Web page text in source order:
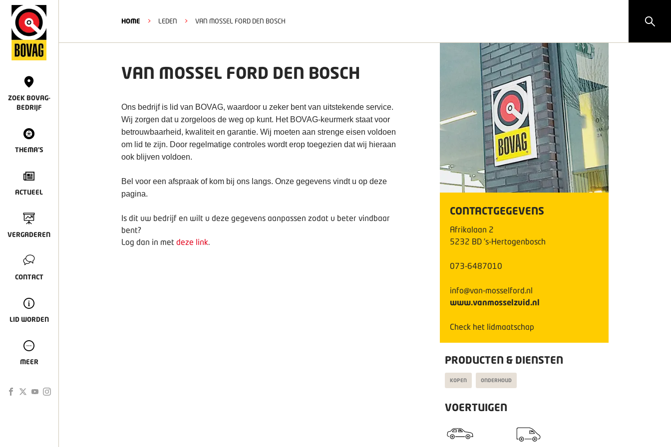
ZOEK BOVAG-
BEDRIJF
THEMA'S
ACTUEEL
VERGADEREN
CONTACT
LID WORDEN
MEER
HOME > LEDEN > VAN MOSSEL FORD DEN BOSCH
VAN MOSSEL FORD DEN BOSCH
Ons bedrijf is lid van BOVAG, waardoor u zeker bent van uitstekende service.
Wij zorgen dat u zorgeloos de weg op kunt. Het BOVAG-keurmerk staat voor
betrouwbaarheid, kwaliteit en garantie. Wij moeten aan strenge eisen voldoen
om lid te zijn. Door regelmatige controles wordt erop toegezien dat wij hieraan
ook blijven voldoen.
Bel voor een afspraak of kom bij ons langs. Onze gegevens vindt u op deze
pagina.
Is dit uw bedrijf en wilt u deze gegevens aanpassen zodat u beter vindbaar
bent?
Log dan in met deze link.
CONTACTGEGEVENS
Afrikalaan 2
5232 BD 's-Hertogenbosch
073-6487010
info@van-mosselford.nl
www.vanmosselzuid.nl
Check het lidmaatschap
PRODUCTEN & DIENSTEN
KOPEN ONDERHOUD
VOERTUIGEN